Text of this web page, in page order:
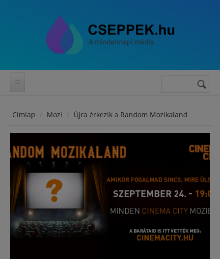
Keresés
Címlap Mozi Újra érkezik a Random Mozikaland